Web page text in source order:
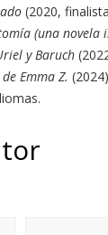
(2020,
(una novela
y Baruch
Emma Z.